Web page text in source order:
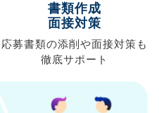
書類作成
面接対策
応募書類の添削や面接対策も
徹底サポート